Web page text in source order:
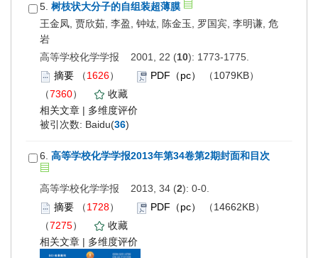
5. 树枝状大分子的自组装超薄膜
王金凤, 贾欣茹, 李盈, 钟竑, 陈金玉, 罗国宾, 李明谦, 危
岩
高等学校化学学报 2001, 22 (10): 1773-1775.
摘要 （1626） PDF（pc）
（1079KB）
（7360）
收藏
相关文章 | 多维度评价
被引次数: Baidu(36)
6. 高等学校化学学报2013年第34卷第2期封面和目次
高等学校化学学报 2013, 34 (2): 0-0.
摘要 （1728） PDF（pc）
（14662KB）
（7275）
收藏
相关文章 | 多维度评价